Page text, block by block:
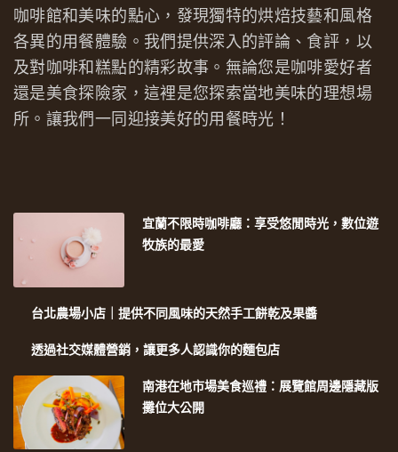
咖啡館和美味的點心，發現獨特的烘焙技藝和風格
各異的用餐體驗。我們提供深入的評論、食評，以
及對咖啡和糕點的精彩故事。無論您是咖啡愛好者
還是美食探險家，這裡是您探索當地美味的理想場
所。讓我們一同迎接美好的用餐時光！
宜蘭不限時咖啡廳：享受悠閒時光，數位遊
牧族的最愛
台北農場小店｜提供不同風味的天然手工餅乾及果醬
透過社交媒體營銷，讓更多人認識你的麵包店
南港在地市場美食巡禮：展覽館周邊隱藏版
攤位大公開